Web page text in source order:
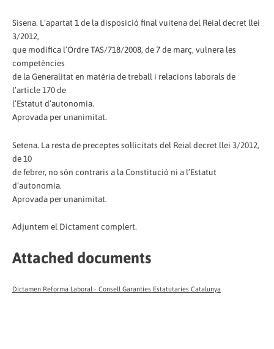
Sisena. L’apartat 1 de la disposició final vuitena del Reial decret llei
3/2012,
que modifica l’Ordre TAS/718/2008, de 7 de març, vulnera les
competències
de la Generalitat en matèria de treball i relacions laborals de
l’article 170 de
l’Estatut d’autonomia.
Aprovada per unanimitat.
Setena. La resta de preceptes sol·licitats del Reial decret llei 3/2012,
de 10
de febrer, no són contraris a la Constitució ni a l’Estatut
d’autonomia.
Aprovada per unanimitat.
Adjuntem el Dictament complert.
Attached documents
Dictamen Reforma Laboral - Consell Garanties Estatutaries Catalunya